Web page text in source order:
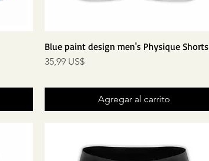
Blue paint design men's Physique Shorts
Precio
35,99 US$
Agregar al carrito